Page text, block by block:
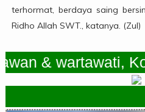
terhormat, berdaya saing
Ridho Allah SWT., katanya. (Zul)
& wartawati,